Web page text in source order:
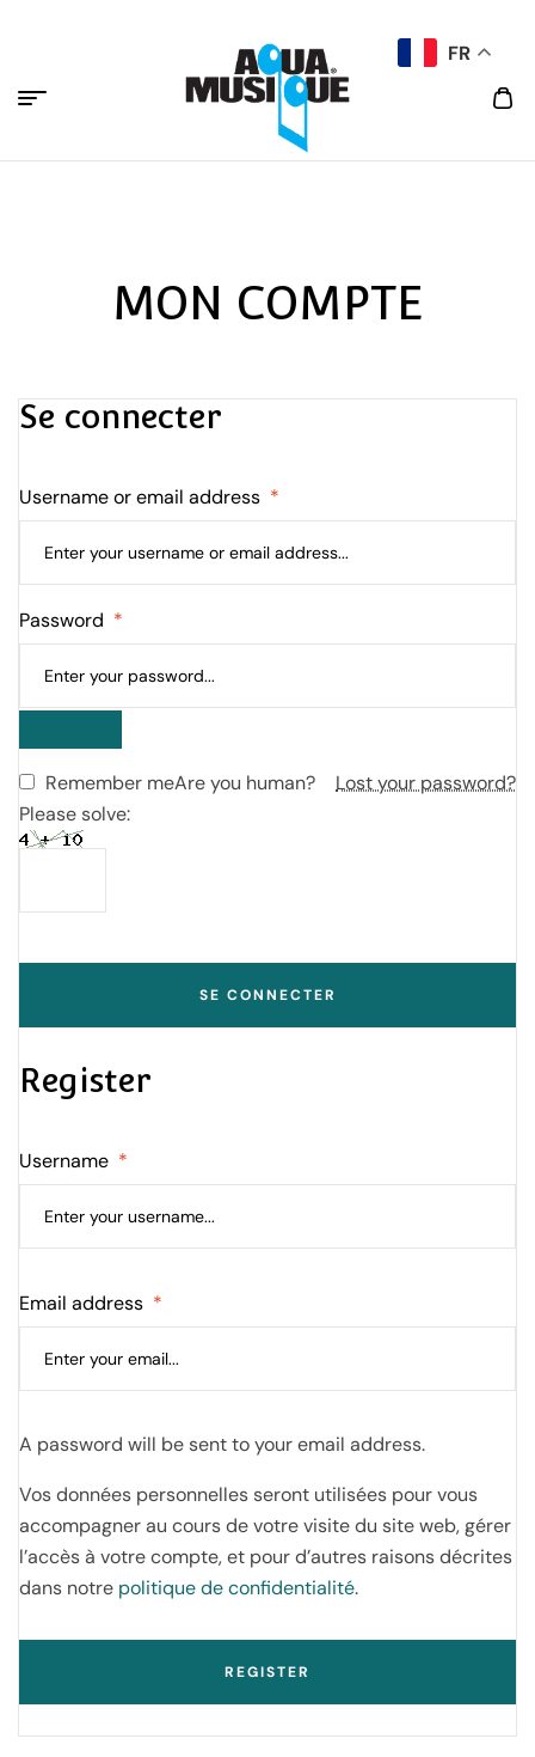
MON COMPTE
Se connecter
Username or email address *
Password *
Remember me Lost your password?
Are you human?
Please solve:
SE CONNECTER
Register
Username *
Email address *
A password will be sent to your email address.
Vos données personnelles seront utilisées pour vous
accompagner au cours de votre visite du site web, gérer
l’accès à votre compte, et pour d’autres raisons décrites
dans notre politique de confidentialité.
REGISTER
FR